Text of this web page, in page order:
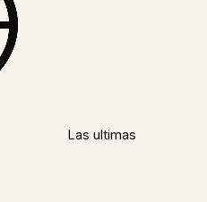
Las ultimas